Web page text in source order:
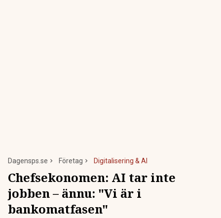
Dagensps.se Företag Digitalisering & AI
Chefsekonomen: AI tar inte
jobben – ännu: "Vi är i
bankomatfasen"